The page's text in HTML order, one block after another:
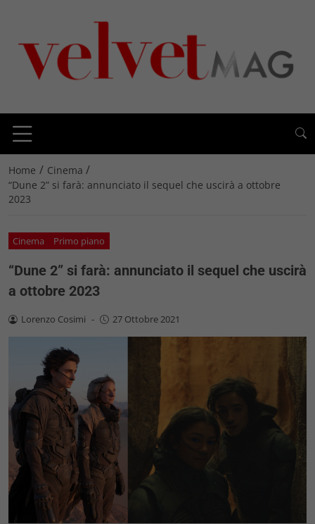
Home / Cinema /
“Dune 2” si farà: annunciato il sequel che uscirà a ottobre
2023
Cinema Primo piano
“Dune 2” si farà: annunciato il sequel che uscirà
a ottobre 2023
Lorenzo Cosimi - 27 Ottobre 2021